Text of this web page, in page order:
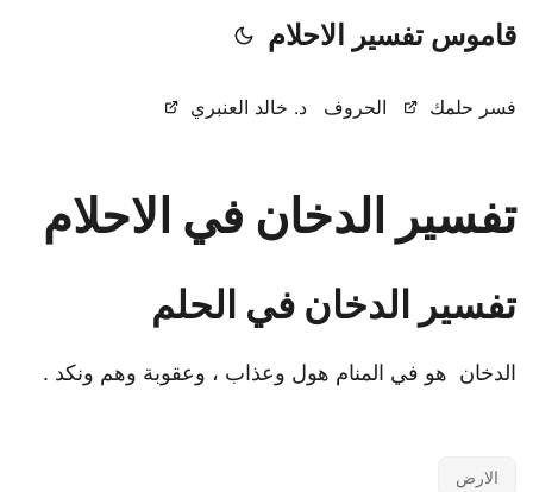
قاموس تفسير الاحلام
فسر حلمك الحروف د. خالد العنبري
تفسير الدخان في الاحلام
تفسير الدخان في الحلم
الدخان هو في المنام هول وعذاب ، وعقوبة وهم ونكد .
الارض